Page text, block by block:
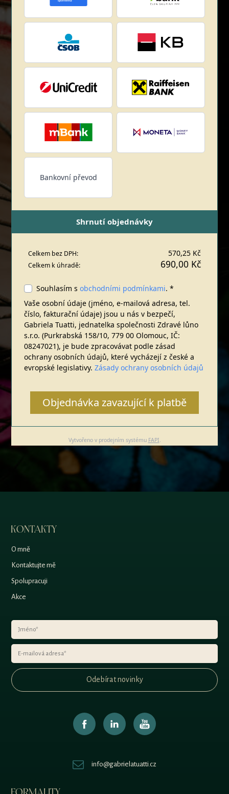
Bankovní převod
Shrnutí objednávky
Celkem bez DPH: 570,25 Kč
Celkem k úhradě: 690,00 Kč
Souhlasím sobchodními podmínkami. *
Vaše osobní údaje (jméno, e-mailová adresa, tel.
číslo, fakturační údaje) jsou u nás v bezpečí,
Gabriela Tuatti, jednatelka společnosti Zdravé lůno
s.r.o. (Purkrabská 158/10, 779 00 Olomouc, IČ:
08247021), je bude zpracovávat podle zásad
ochrany osobních údajů, které vycházejí z české a
evropské legislativy.Zásady ochrany osobních údajů
Objednávka zavazující k platbě
Vytvořeno v prodejním systému FAPI
KONTAKTY
O mně
Kontaktujte mě
Spolupracuji
Akce
Odebírat novinky
info@gabrielatuatti.cz